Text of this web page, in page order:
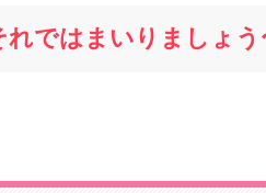
れではまいりましょう